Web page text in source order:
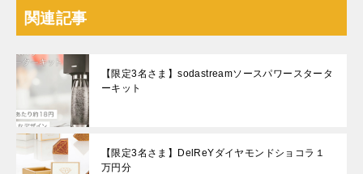
関連記事
【限定3名さま】sodastreamソースパワースタータ
ーキット
【限定3名さま】DelReYダイヤモンドショコラ１
万円分